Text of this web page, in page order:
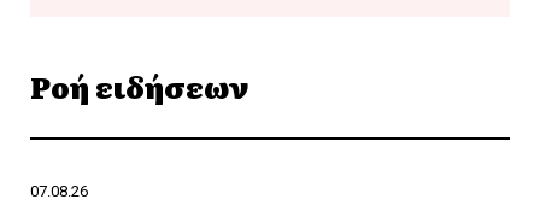
Ροή ειδήσεων
07.08.26